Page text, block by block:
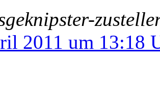
2011 um 13:18